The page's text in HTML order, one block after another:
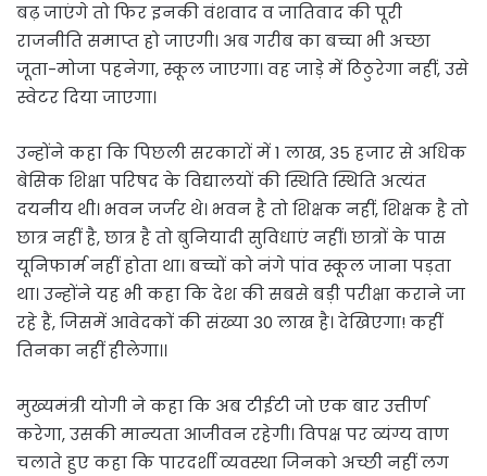
बढ़ जाएंगे तो फिर इनकी वंशवाद व जातिवाद की पूरी
राजनीति समाप्त हो जाएगी। अब गरीब का बच्चा भी अच्छा
जूता-मोजा पहनेगा, स्कूल जाएगा। वह जाड़े में ठिठुरेगा नहीं, उसे
स्वेटर दिया जाएगा।
उन्होंने कहा कि पिछली सरकारों में 1 लाख, 35 हजार से अधिक
बेसिक शिक्षा परिषद के विद्यालयों की स्थिति स्थिति अत्यंत
दयनीय थी। भवन जर्जर थे। भवन है तो शिक्षक नहीं, शिक्षक है तो
छात्र नहीं है, छात्र है तो बुनियादी सुविधाएं नहीं। छात्रों के पास
यूनिफार्म नहीं होता था। बच्चों को नंगे पांव स्कूल जाना पड़ता
था। उन्होंने यह भी कहा कि देश की सबसे बड़ी परीक्षा कराने जा
रहे हैं, जिसमें आवेदकों की संख्या 30 लाख है। देखिएगा! कहीं
तिनका नहीं हीलेगा।।
मुख्यमंत्री योगी ने कहा कि अब टीईटी जो एक बार उत्तीर्ण
करेगा, उसकी मान्यता आजीवन रहेगी। विपक्ष पर व्यंग्य वाण
चलाते हुए कहा कि पारदर्शी व्यवस्था जिनको अच्छी नहीं लग